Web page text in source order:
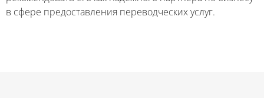
в сфере предоставления переводческих услуг.